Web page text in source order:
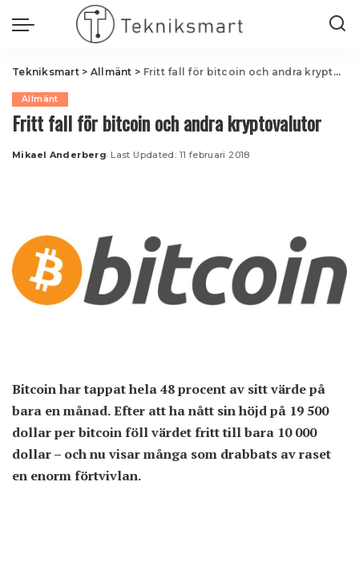
Tekniksmart> Allmänt > Fritt fall för bitcoin och andra kryptovalutor
Allmänt
Fritt fall för bitcoin och andra kryptovalutor
Posted
Mikael Anderberg Last Updated: 11 februari 2018
Bitcoin har tappat hela 48 procent av sitt värde på
bara en månad. Efter att ha nått sin höjd på 19 500
dollar per bitcoin föll värdet fritt till bara 10 000
dollar – och nu visar många som drabbats av raset
en enorm förtvivlan.